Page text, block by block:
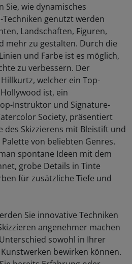
Sie, wie dynamisches
genutzt werden
Landschaften, Figuren,
mehr zu gestalten. Durch die
und Farbe ist es möglich,
zu verbessern. Der
welcher ein Top-
ist, ein
Instruktor und Signature-
Society, präsentiert
des Skizzierens mit Bleistift und
von beliebten Genres.
spontane Ideen mit dem
grobe Details in Tinte
für zusätzliche Tiefe und
Sie innovative Techniken
angenehmer machen
sowohl in Ihrer
bewirken können.